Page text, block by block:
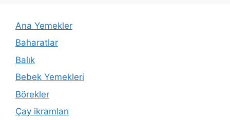
Ana Yemekler
Baharatlar
Balık
Bebek Yemekleri
Börekler
Çay ikramları